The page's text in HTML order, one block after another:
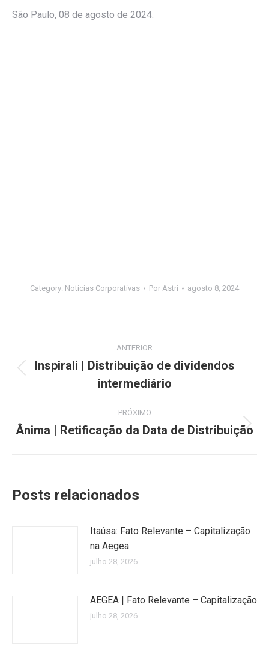
São Paulo, 08 de agosto de 2024.
Category: Notícias Corporativas Por Astri agosto 8, 2024
de
ANTERIOR
Post
anterior:
Inspirali | Distribuição de dividendos
intermediário
PRÓXIMO
Próximo
Ânima | Retificação da Data de Distribuição
Posts relacionados
Itaúsa: Fato Relevante – Capitalização
na Aegea
julho 28, 2026
AEGEA | Fato Relevante – Capitalização
julho 28, 2026